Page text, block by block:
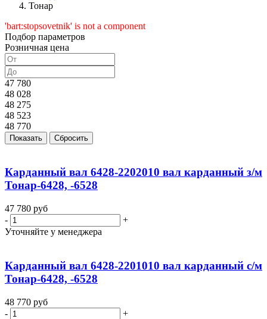
Тонар
'bart:stopsovetnik' is not a component
Подбор параметров
Розничная цена
47 780
48 028
48 275
48 523
48 770
Показать Сбросить
Карданный вал 6428-2202010 вал карданный з/м
Тонар-6428, -6528
47 780 руб
-
+
Уточняйте у менеджера
Карданный вал 6428-2201010 вал карданный с/м
Тонар-6428, -6528
48 770 руб
-
+